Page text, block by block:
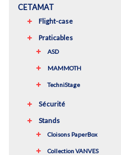
CETAMAT
Flight-case
Praticables
ASD
MAMMOTH
TechniStage
Sécurité
Stands
Cloisons PaperBox
Collection VANVES